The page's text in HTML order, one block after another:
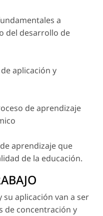
a
del desarrollo de
aplicación y
de aprendizaje
aprendizaje que
de la educación.
aplicación van a ser
de concentración y